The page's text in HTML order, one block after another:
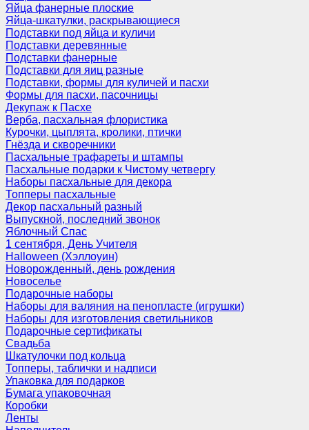
Яйца фанерные плоские
Яйца-шкатулки, раскрывающиеся
Подставки под яйца и куличи
Подставки деревянные
Подставки фанерные
Подставки для яиц разные
Подставки, формы для куличей и пасхи
Формы для пасхи, пасочницы
Декупаж к Пасхе
Верба, пасхальная флористика
Курочки, цыплята, кролики, птички
Гнёзда и скворечники
Пасхальные трафареты и штампы
Пасхальные подарки к Чистому четвергу
Наборы пасхальные для декора
Топперы пасхальные
Декор пасхальный разный
Выпускной, последний звонок
Яблочный Спас
1 сентября, День Учителя
Halloween (Хэллоуин)
Новорожденный, день рождения
Новоселье
Подарочные наборы
Наборы для валяния на пенопласте (игрушки)
Наборы для изготовления светильников
Подарочные сертификаты
Свадьба
Шкатулочки под кольца
Топперы, таблички и надписи
Упаковка для подарков
Бумага упаковочная
Коробки
Ленты